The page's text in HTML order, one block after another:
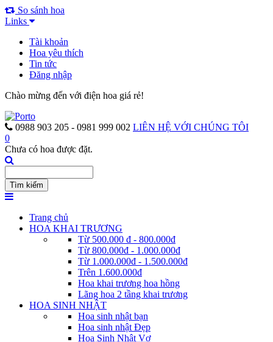
So sánh hoa
Links
Tài khoản
Hoa yêu thích
Tin tức
Đăng nhập
Chào mừng đến với điện hoa giá rẻ!
0988 903 205 - 0981 999 002 LIÊN HỆ VỚI CHÚNG TÔI
0
Chưa có hoa được đặt.
Trang chủ
HOA KHAI TRƯƠNG
Từ 500.000 đ - 800.000đ
Từ 800.000đ - 1.000.000đ
Từ 1.000.000đ - 1.500.000đ
Trên 1.600.000đ
Hoa khai trương hoa hồng
Lãng hoa 2 tầng khai trương
HOA SINH NHẬT
Hoa sinh nhật bạn
Hoa sinh nhật Đẹp
Hoa Sinh Nhật Vợ